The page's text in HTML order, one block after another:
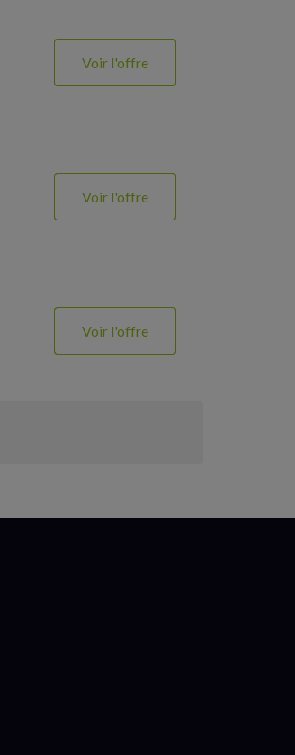
Voir l'offre
Voir l'offre
Voir l'offre